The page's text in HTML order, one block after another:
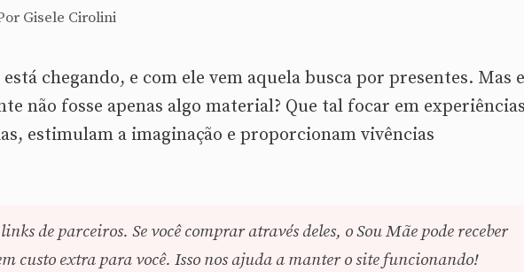
Gisele Cirolini
está chegando, e com ele vem aquela busca por presentes. Mas
não fosse apenas algo material? Que tal focar em experiências
estimulam a imaginação e proporcionam vivências
de parceiros. Se você comprar através deles, o Sou Mãe pode receber
custo extra para você. Isso nos ajuda a manter o site funcionando!